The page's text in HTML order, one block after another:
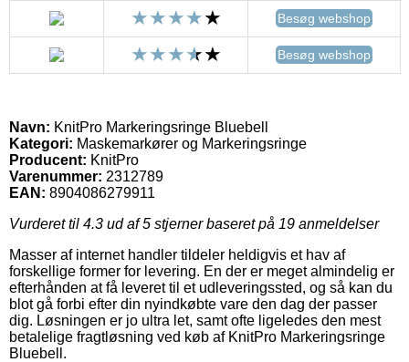
Besøg webshop
Besøg webshop
Navn: KnitPro Markeringsringe Bluebell
Kategori: Maskemarkører og Markeringsringe
Producent: KnitPro
Varenummer: 2312789
EAN: 8904086279911
Vurderet til 4.3 ud af 5 stjerner baseret på 19 anmeldelser
Masser af internet handler tildeler heldigvis et hav af
forskellige former for levering. En der er meget almindelig er
efterhånden at få leveret til et udleveringssted, og så kan du
blot gå forbi efter din nyindkøbte vare den dag der passer
dig. Løsningen er jo ultra let, samt ofte ligeledes den mest
betalelige fragtløsning ved køb af KnitPro Markeringsringe
Bluebell.